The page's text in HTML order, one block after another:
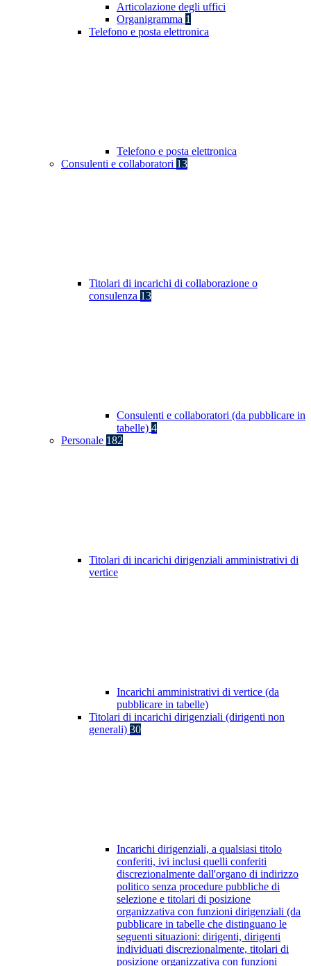
Articolazione degli uffici
Organigramma 1
Telefono e posta elettronica
Telefono e posta elettronica
Consulenti e collaboratori 13
Titolari di incarichi di collaborazione o
consulenza 13
Consulenti e collaboratori (da pubblicare in
tabelle) 4
Personale 182
Titolari di incarichi dirigenziali amministrativi di
vertice
Incarichi amministrativi di vertice (da
pubblicare in tabelle)
Titolari di incarichi dirigenziali (dirigenti non
generali) 30
Incarichi dirigenziali, a qualsiasi titolo
conferiti, ivi inclusi quelli conferiti
discrezionalmente dall'organo di indirizzo
politico senza procedure pubbliche di
selezione e titolari di posizione
organizzativa con funzioni dirigenziali (da
pubblicare in tabelle che distinguano le
seguenti situazioni: dirigenti, dirigenti
individuati discrezionalmente, titolari di
posizione organizzativa con funzioni